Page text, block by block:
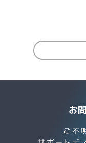
お
ご不